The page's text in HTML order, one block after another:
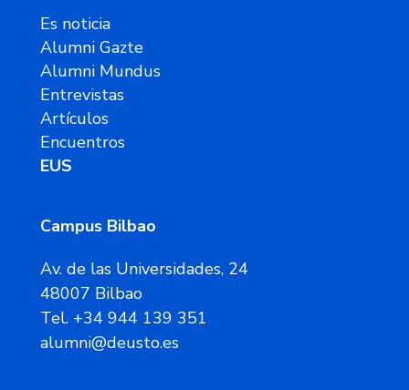
Es noticia
Alumni Gazte
Alumni Mundus
Entrevistas
Artículos
Encuentros
EUS
Campus Bilbao
Av. de las Universidades, 24
48007 Bilbao
Tel. +34 944 139 351
alumni@deusto.es